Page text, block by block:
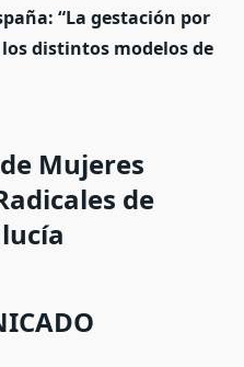
“La gestación por
distintos modelos de
Mujeres
de